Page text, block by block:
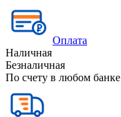
Оплата
Наличная
Безналичная
По счету в любом банке